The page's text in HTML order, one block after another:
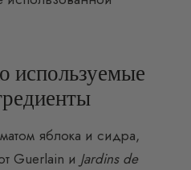
используемые
яблока и сидра,
Guerlain и Jardins de